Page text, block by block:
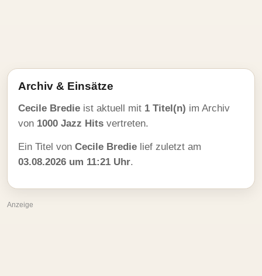
Archiv & Einsätze
Cecile Bredie ist aktuell mit 1 Titel(n) im Archiv
von 1000 Jazz Hits vertreten.
Ein Titel von Cecile Bredie lief zuletzt am
03.08.2026 um 11:21 Uhr.
Anzeige